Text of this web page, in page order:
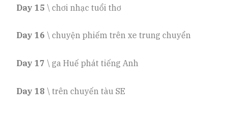
Day 15 \ chơi nhạc tuổi thơ
Day 16 \ chuyện phiếm trên xe trung chuyển
Day 17 \ ga Huế phát tiếng Anh
Day 18 \ trên chuyến tàu SE